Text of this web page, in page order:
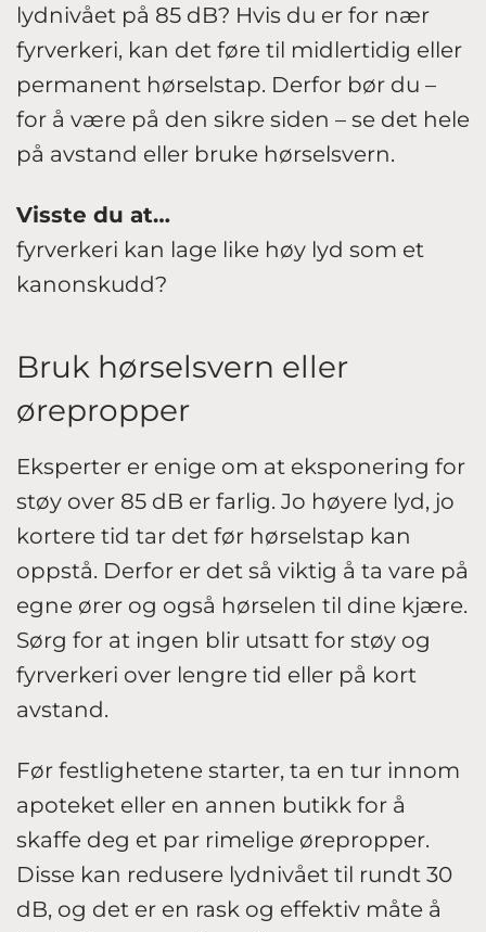
lydnivået på 85 dB? Hvis du er for nær
fyrverkeri, kan det føre til midlertidig eller
permanent hørselstap. Derfor bør du –
for å være på den sikre siden – se det hele
på avstand eller bruke hørselsvern.
Visste du at…
fyrverkeri kan lage like høy lyd som et
kanonskudd?
Bruk hørselsvern eller
ørepropper
Eksperter er enige om at eksponering for
støy over 85 dB er farlig. Jo høyere lyd, jo
kortere tid tar det før hørselstap kan
oppstå. Derfor er det så viktig å ta vare på
egne ører og også hørselen til dine kjære.
Sørg for at ingen blir utsatt for støy og
fyrverkeri over lengre tid eller på kort
avstand.
Før festlighetene starter, ta en tur innom
apoteket eller en annen butikk for å
skaffe deg et par rimelige ørepropper.
Disse kan redusere lydnivået til rundt 30
dB, og det er en rask og effektiv måte å